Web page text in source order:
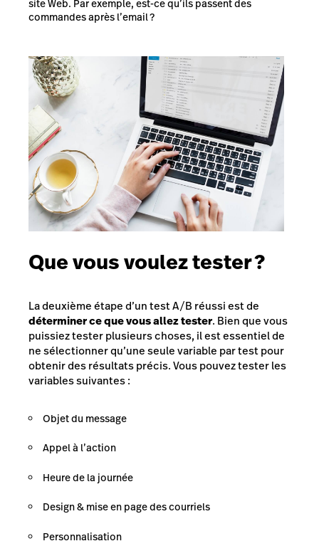
site Web. Par exemple, est-ce qu’ils passent des
commandes après l’email ?
Que vous voulez tester ?
La deuxième étape d’un test A/B réussi est de
déterminer ce que vous allez tester. Bien que vous
puissiez tester plusieurs choses, il est essentiel de
ne sélectionner qu’une seule variable par test pour
obtenir des résultats précis. Vous pouvez tester les
variables suivantes :
Objet du message
Appel à l’action
Heure de la journée
Design & mise en page des courriels
Personnalisation